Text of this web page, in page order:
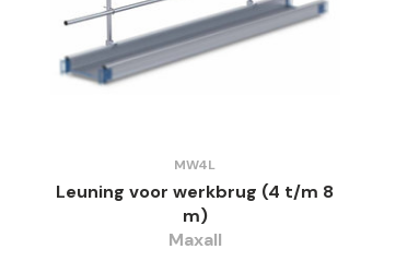
MW4L
Leuning voor werkbrug (4 t/m 8
m)
Maxall